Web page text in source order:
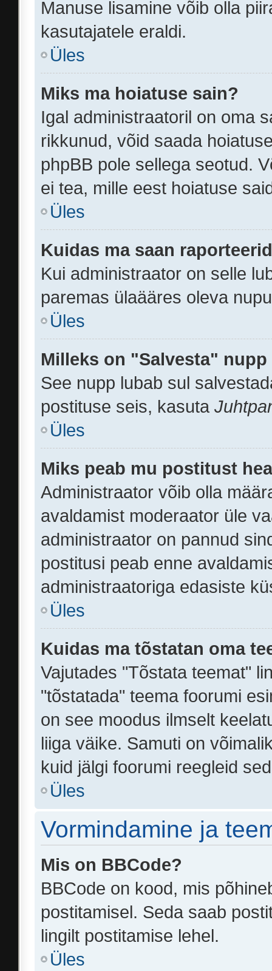
Manuse lisamine võib olla
kasutajatele eraldi.
Üles
Miks ma hoiatuse sain?
Igal administraatoril on oma
rikkunud, võid saada
phpBB pole sellega seotud.
ei tea, mille eest hoiatuse
Üles
Kuidas ma saan
Kui administraator on selle
paremas ülaääres oleva
Üles
Milleks on "Salvesta"
See nupp lubab sul
postituse seis, kasuta
Üles
Miks peab mu postitust
Administraator võib olla
avaldamist moderaator üle
administraator on pannud
postitusi peab enne
administraatoriga edasiste
Üles
Kuidas ma tõstatan oma
Vajutades "Tõstata teemat"
"tõstatada" teema foorumi
on see moodus ilmselt
liiga väike. Samuti on
kuid jälgi foorumi reegleid
Üles
Vormindamine ja
Mis on BBCode?
BBCode on kood, mis
postitamisel. Seda saab
lingilt postitamise lehel.
Üles